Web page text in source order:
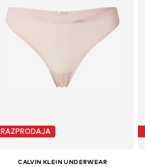
RAZPRODAJA
CALVIN KLEIN UNDERWEAR